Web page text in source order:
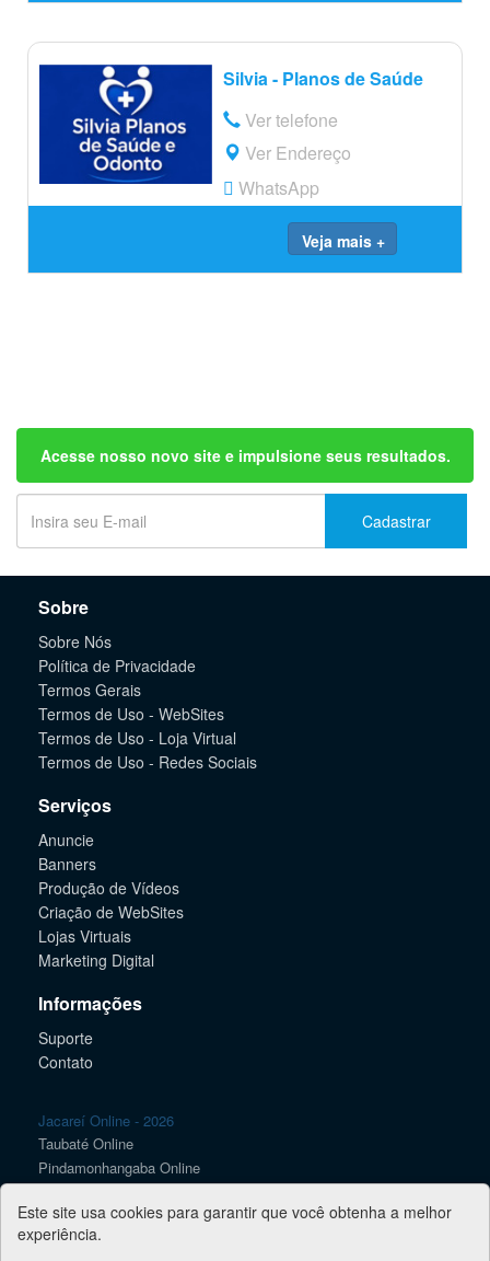
Silvia - Planos de Saúde
Ver telefone
Ver Endereço
WhatsApp
Veja mais +
Acesse nosso novo site e impulsione seus resultados.
Cadastrar
Sobre
Sobre Nós
Política de Privacidade
Termos Gerais
Termos de Uso - WebSites
Termos de Uso - Loja Virtual
Termos de Uso - Redes Sociais
Serviços
Anuncie
Banners
Produção de Vídeos
Criação de WebSites
Lojas Virtuais
Marketing Digital
Informações
Suporte
Contato
Jacareí Online - 2026
Taubaté Online
Pindamonhangaba Online
Caçapava Online
Lorena Online
SJC Online
Este site usa cookies para garantir que você obtenha a melhor
experiência.